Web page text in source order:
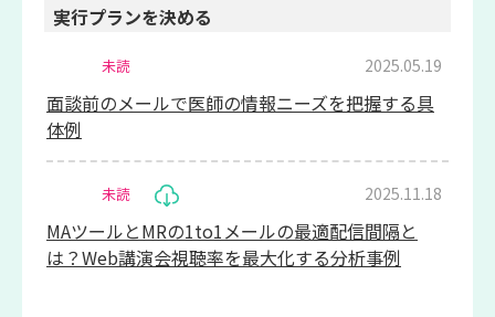
実行プランを決める
未読
面談前のメールで医師の情報ニーズを把握する具
体例
2025.05.19
未読
MAツールとMRの1to1メールの最適配信間隔と
は？Web講演会視聴率を最大化する分析事例
2025.11.18